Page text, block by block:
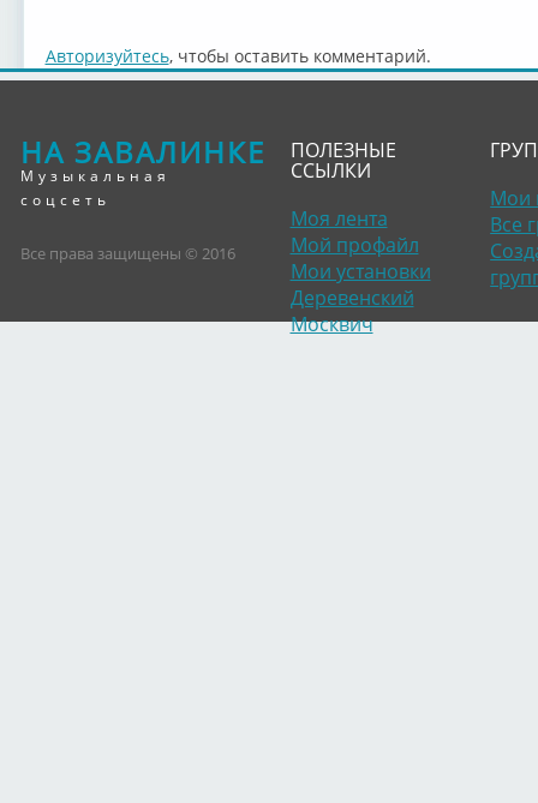
Авторизуйтесь, чтобы оставить комментарий.
НА ЗАВАЛИНКЕ
Музыкальная
соцсеть
Все права защищены © 2016
ПОЛЕЗНЫЕ
ССЫЛКИ
Моя лента
Мой профайл
Мои установки
Деревенский
Москвич
Мои
Все